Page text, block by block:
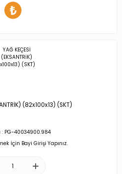
(82x100x13) (SKT)
: PG-40034900.984
İçin Bayi Girişi Yapınız.